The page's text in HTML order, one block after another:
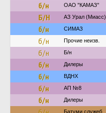
б/н ОАО "КАМАЗ"
Б/Н АЗ Урал (Миасс)
б/н СИМАЗ
б/н Прочие неизв.
б/н Б/н
б/н Дилеры
б/н ВДНХ
б/н АП №8
б/н Дилеры
Батуми служеб